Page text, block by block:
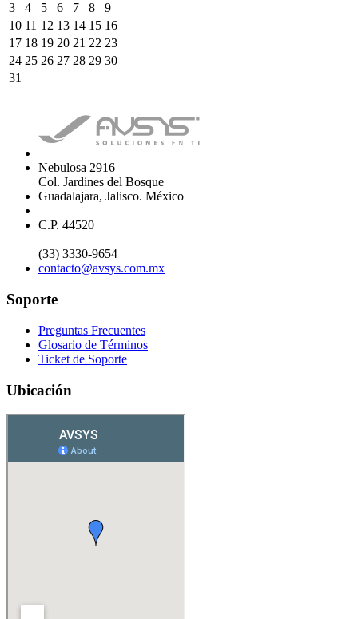
3
4 5 6 7 8
9
10 11 12 13 14 15 16
17 18 19 20 21 22 23
24 25 26 27 28 29 30
31
Nebulosa 2916
Col. Jardines del Bosque
Guadalajara, Jalisco. México
C.P. 44520
(33) 3330-9654
contacto@avsys.com.mx
Soporte
Preguntas Frecuentes
Glosario de Términos
Ticket de Soporte
Ubicación